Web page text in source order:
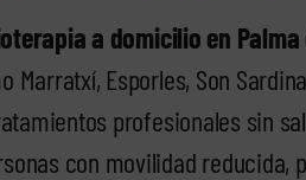
a domicilio en Palma
Marratxí, Esporles, Son
profesionales sin
con movilidad reducida,